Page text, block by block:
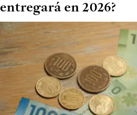
entregará en 2026?